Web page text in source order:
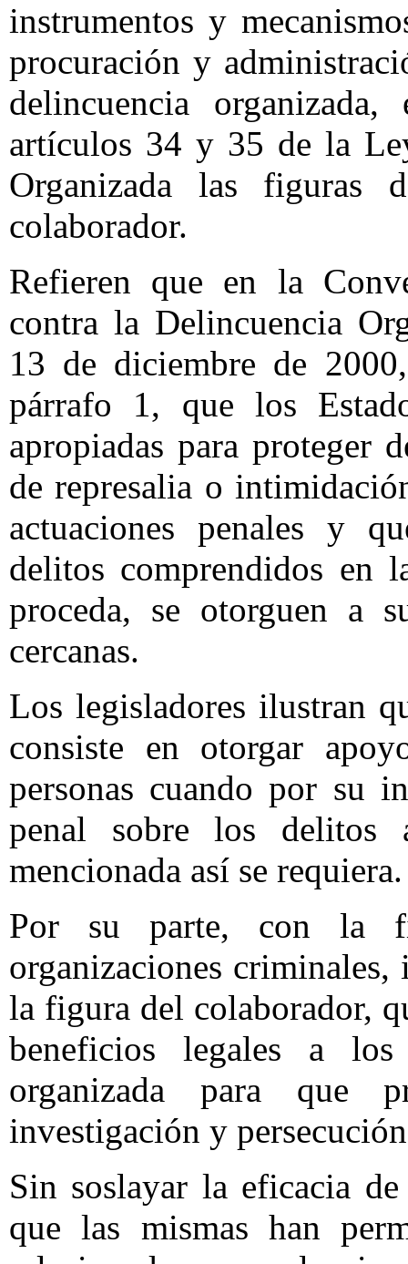
instrumentos y
procuración y
delincuencia
artículos 34 y 35 de la
Organizada las
colaborador.
Refieren que en la
contra la Delincuencia
13 de diciembre de
párrafo 1, que los
apropiadas para proteger
de represalia o
actuaciones penales y
delitos comprendidos en
proceda, se otorguen a
cercanas.
Los legisladores ilustran
consiste en otorgar
personas cuando por su
penal sobre los
mencionada así se requiera.
Por su parte, con la
organizaciones
la figura del colaborador,
beneficios legales a
organizada para que
investigación y
Sin soslayar la eficacia
que las mismas han